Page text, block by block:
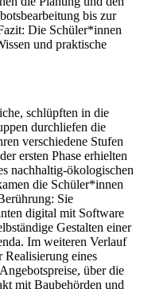
bis zur
Die Schüler*innen
und praktische
schlüpften in die
durchliefen die
verschiedene Stufen
ersten Phase erhielten
nachhaltig-ökologischen
die Schüler*innen
Sie
digital mit Software
Gestalten einer
Im weiteren Verlauf
Realisierung eines
über die
mit Baubehörden und